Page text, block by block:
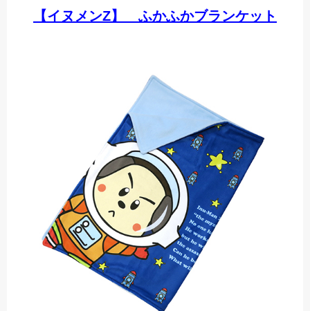
【イヌメンZ】 ふかふかブランケット